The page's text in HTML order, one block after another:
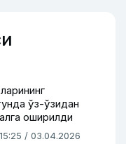
ўз-ўзидан
оширилди
15:25 / 03.04.2026